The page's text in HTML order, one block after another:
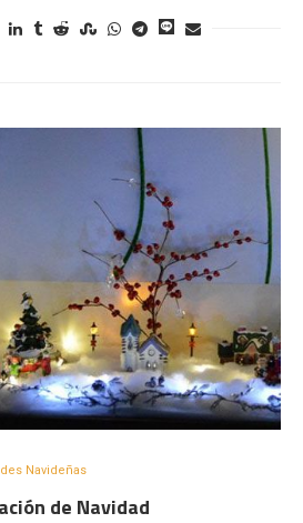
Navideñas
de Navidad